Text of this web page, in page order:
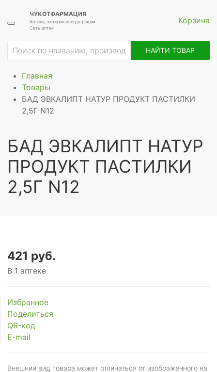
ЧУКОТФАРМАЦИЯ
Аптека, которая всегда рядом
Сеть аптек
Корзина
НАЙТИ ТОВАР
Главная
Товары
БАД ЭВКАЛИПТ НАТУР ПРОДУКТ ПАСТИЛКИ
2,5Г N12
БАД ЭВКАЛИПТ НАТУР
ПРОДУКТ ПАСТИЛКИ
2,5Г N12
421 руб.
В 1 аптеке
Избранное
Поделиться
QR-код
E-mail
Внешний вид товара может отличаться от изображённого на